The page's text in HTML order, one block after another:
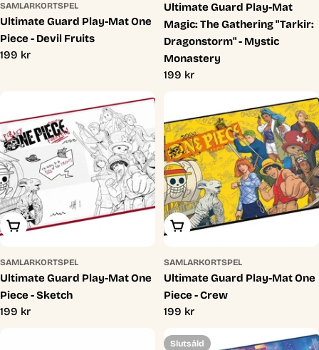
SAMLARKORTSPEL
Ultimate Guard Play-Mat One
Piece - Devil Fruits
Ordinarie
199 kr
Ultimate Guard Play-Mat
Magic: The Gathering "Tarkir:
Dragonstorm" - Mystic
Monastery
Ordinarie
199 kr
Lägg I Varukorg
SAMLARKORTSPEL
Ultimate Guard Play-Mat One
Piece - Sketch
Ordinarie
199 kr
Lägg I Varukorg
SAMLARKORTSPEL
Ultimate Guard Play-Mat One
Piece - Crew
Ordinarie
199 kr
Slutsåld